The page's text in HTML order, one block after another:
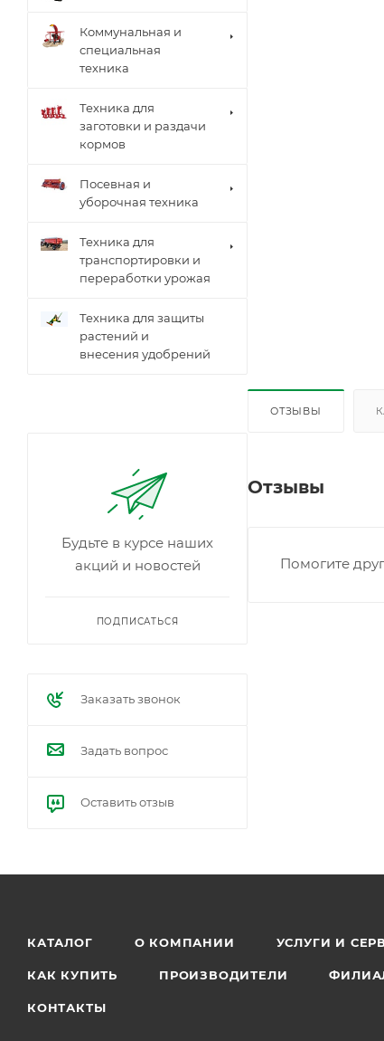
ОТЗЫВЫ
Отзывы
Помогите
Коммунальная и
специальная
техника
Техника для
заготовки и раздачи
кормов
Посевная и
уборочная техника
Техника для
транспортировки и
переработки урожая
Техника для защиты
растений и
внесения удобрений
Будьте в курсе наших
акций и новостей
ПОДПИСАТЬСЯ
Заказать звонок
Задать вопрос
Оставить отзыв
КАТАЛОГ О КОМПАНИИ УСЛУГИ И
КАК КУПИТЬ ПРОИЗВОДИТЕЛИ
КОНТАКТЫ